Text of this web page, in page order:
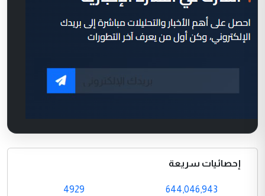
إحصائيات سريعة
644,046,943
4929